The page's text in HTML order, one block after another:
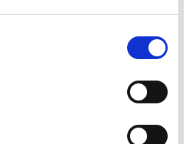
kad pasirinkimas iš tiesų
kalbinimas lyginamas su